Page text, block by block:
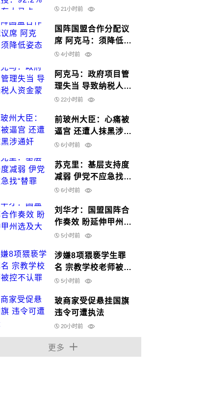
92.2%居民有大马卡
21小时前
国阵国盟合作分配议
席 阿克马：须降低姿
态谈
4小时前
阿克马：政府项目管
理失当 导致纳税人资
金蒙损
22小时前
前玻州大臣：心痛被
逼宫 还遭人抹黑涉通
奸6小时前
苏克里：基层支持度
减弱 伊党不应急找
“替罪羊”
6小时前
刘华才：国盟国阵合
作奏效 盼延伸甲州选
及大选
5小时前
涉嫌8项猥亵学生罪
名 宗教学校老师被控
不认罪
5小时前
玻商家受促悬挂国旗
违令可遭执法
20小时前
更多